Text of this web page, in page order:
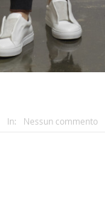
In: Nessun commento